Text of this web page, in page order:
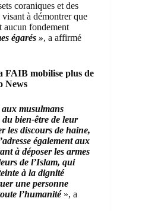
coraniques et des
à démontrer que
aucun fondement
égarés », a affirmé
FAIB mobilise plus de
News
aux musulmans
bien-être de leur
les discours de haine,
également aux
à déposer les armes
de l’Islam, qui
à la dignité
une personne
l’humanité », a